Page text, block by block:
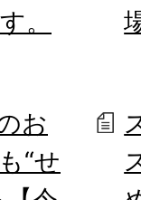
。
お
“せ